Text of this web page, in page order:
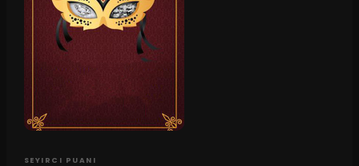
SEYIRCI PUANI